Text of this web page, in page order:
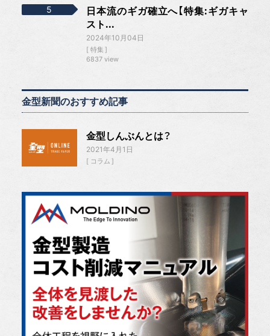
日本流のギガ確立へ【特集:ギガキャ
スト...
2024年10月04日
特集
6837 view
金型新聞のおすすめ記事
金型しんぶんとは？
2021年4月1日
コラム